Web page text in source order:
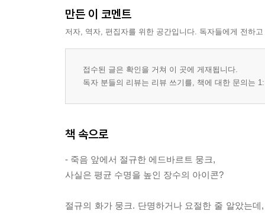
만든 이 코멘트
저자, 역자, 편집자를 위한 공간입니다. 독자들에게 전하
접수된 글은 확인을 거쳐 이 곳에 게재됩니다.
독자 분들의 리뷰는 리뷰 쓰기를, 책에 대한 문의는
책 속으로
- 죽음 앞에서 절규한 에드바르트 뭉크,
사실은 평균 수명을 높인 장수의 아이콘?
절규의 화가 뭉크. 단명하거나 요절한 줄 알았는